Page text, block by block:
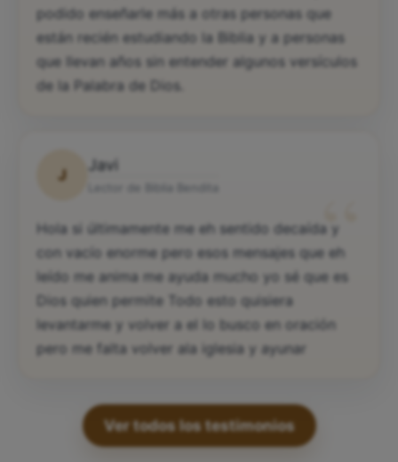
podido enseñarle más a otras personas que
están recién estudiando la Biblia y a personas
que llevan años sin entender algunos versículos
de la Palabra de Dios.
J
Javi
“
Hola si últimamente me eh sentido decaída y
con vacío enorme pero esos mensajes que eh
leído me anima me ayuda mucho yo sé que es
Dios quien permite Todo esto quisiera
levantarme y volver a el lo busco en oración
pero me falta volver ala iglesia y ayunar
Ver todos los testimonios